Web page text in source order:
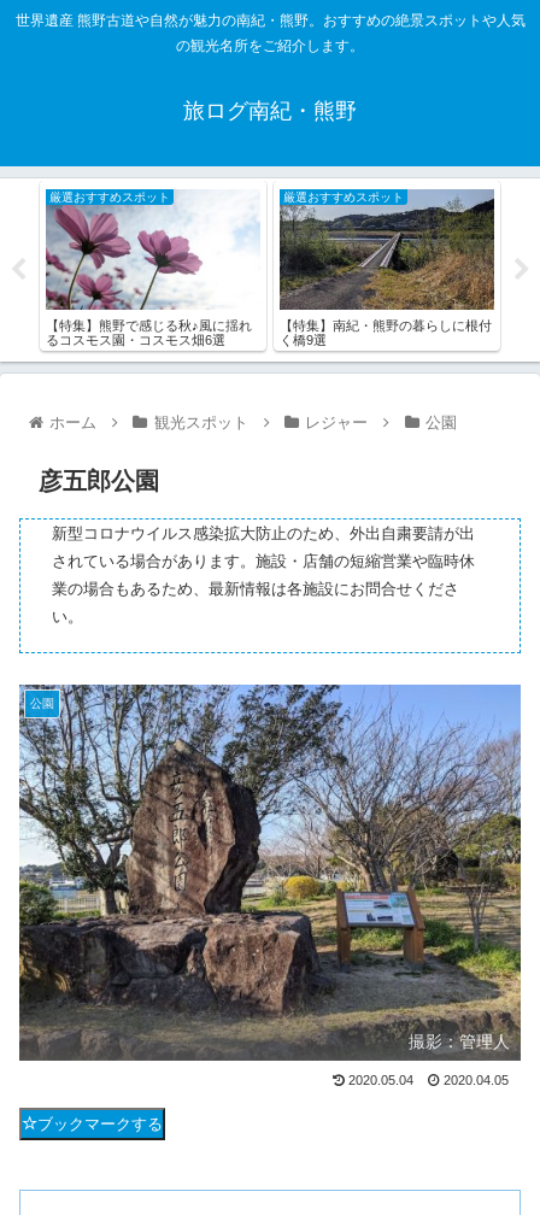
世界遺産 熊野古道や自然が魅力の南紀・熊野。おすすめの絶景スポットや人気
の観光名所をご紹介します。
旅ログ南紀・熊野
厳選おすすめスポット
【特集】熊野で感じる秋♪風に揺れ
るコスモス園・コスモス畑6選
厳選おすすめスポット
【特集】南紀・熊野の暮らしに根付
く橋9選
ホーム 観光スポット レジャー 公園
彦五郎公園
新型コロナウイルス感染拡大防止のため、外出自粛要請が出
されている場合があります。施設・店舗の短縮営業や臨時休
業の場合もあるため、最新情報は各施設にお問合せくださ
い。
公園
撮影：管理人
2020.05.04 2020.04.05
ブックマークする